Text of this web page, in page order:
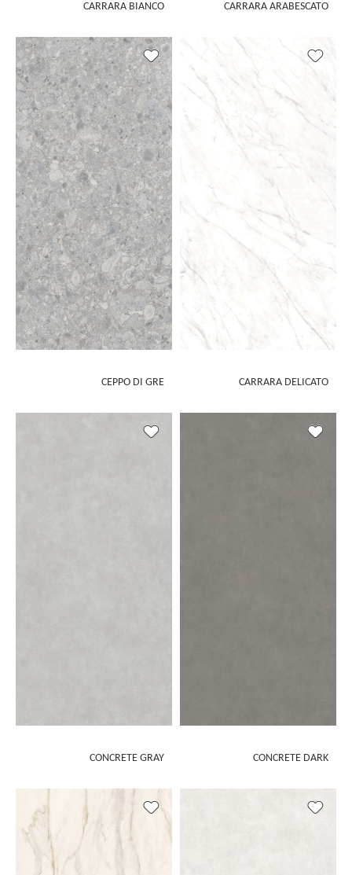
CARRARA ARABESCATO
CARRARA BIANCO
CARRARA DELICATO
CEPPO DI GRE
CONCRETE DARK
CONCRETE GRAY